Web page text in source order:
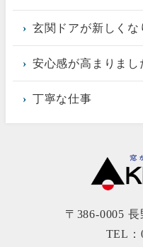
玄関ドアが新しくな
安心感が高まりまし
丁寧な仕事
〒386-0005
TEL：